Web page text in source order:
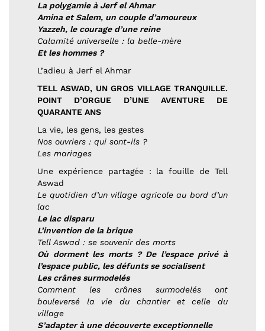
La polygamie à Jerf el Ahmar
Amina et Salem, un couple d’amoureux
Yazzeh, le courage d’une reine
Calamité universelle : la belle-mère
Et les hommes ?
L’adieu à Jerf el Ahmar
TELL ASWAD, UN GROS VILLAGE TRANQUILLE.
POINT D’ORGUE D’UNE AVENTURE DE
QUARANTE ANS
La vie, les gens, les gestes
Nos ouvriers : qui sont-ils ?
Les mariages
Une expérience partagée : la fouille de Tell
Aswad
Le quotidien d’un village agricole au bord d’un
lac
Le lac disparu
L’invention de la brique
Tell Aswad : se souvenir des morts
Où dorment les morts ? De l’espace privé à
l’espace public, les défunts se socialisent
Les crânes surmodelés
Comment les crânes surmodelés ont
bouleversé la vie du chantier et celle du
village
S’adapter à une découverte exceptionnelle